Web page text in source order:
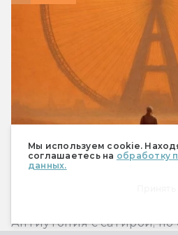
Мы используем cookie.
соглашаетесь на обработку
данных.
Антиутопия с сатирой, но